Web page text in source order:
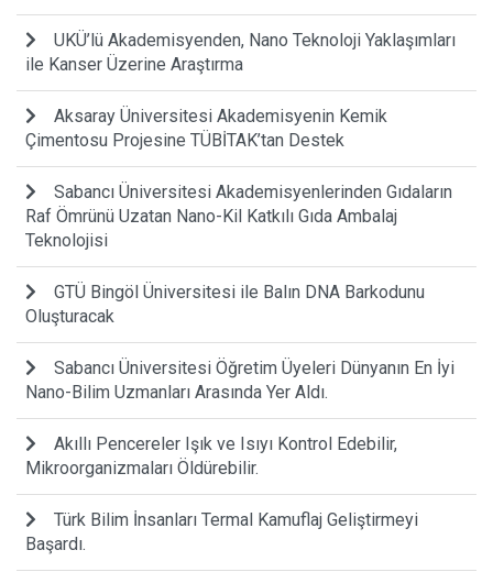
UKÜ’lü Akademisyenden, Nano Teknoloji Yaklaşımları
ile Kanser Üzerine Araştırma
Aksaray Üniversitesi Akademisyenin Kemik
Çimentosu Projesine TÜBİTAK’tan Destek
Sabancı Üniversitesi Akademisyenlerinden Gıdaların
Raf Ömrünü Uzatan Nano-Kil Katkılı Gıda Ambalaj
Teknolojisi
GTÜ Bingöl Üniversitesi ile Balın DNA Barkodunu
Oluşturacak
Sabancı Üniversitesi Öğretim Üyeleri Dünyanın En İyi
Nano-Bilim Uzmanları Arasında Yer Aldı.
Akıllı Pencereler Işık ve Isıyı Kontrol Edebilir,
Mikroorganizmaları Öldürebilir.
Türk Bilim İnsanları Termal Kamuflaj Geliştirmeyi
Başardı.